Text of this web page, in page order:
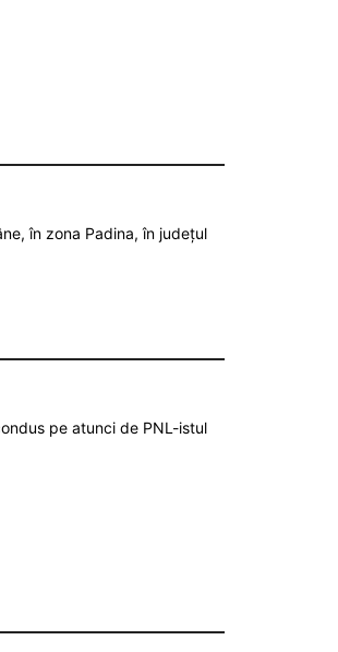
în zona Padina, în județul
pe atunci de PNL-istul